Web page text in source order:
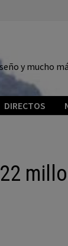
y mucho
DIRECTOS